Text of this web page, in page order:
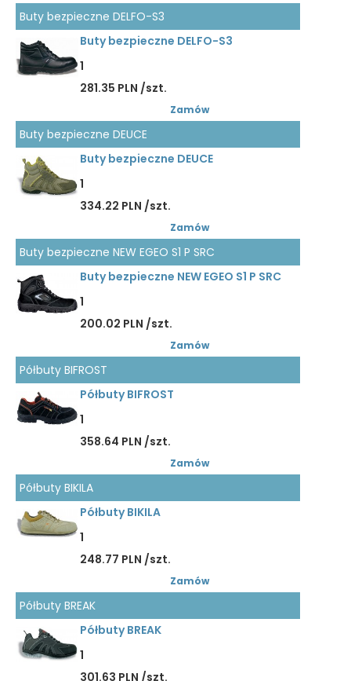
Buty bezpieczne DELFO-S3
Buty bezpieczne DELFO-S3
1
281.35 PLN /szt.
Zamów
Buty bezpieczne DEUCE
Buty bezpieczne DEUCE
1
334.22 PLN /szt.
Zamów
Buty bezpieczne NEW EGEO S1 P SRC
Buty bezpieczne NEW EGEO S1 P SRC
1
200.02 PLN /szt.
Zamów
Półbuty BIFROST
Półbuty BIFROST
1
358.64 PLN /szt.
Zamów
Półbuty BIKILA
Półbuty BIKILA
1
248.77 PLN /szt.
Zamów
Półbuty BREAK
Półbuty BREAK
1
301.63 PLN /szt.